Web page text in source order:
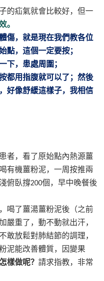
的疝氣就會比較好，但一
。
傷，就是現在我們教各位
點，這個一定要按；
下，患處周圍；
都用指腹就可以了；然後
好像舒緩這樣子，我相信
者，看了原始點內熱源薑
有機薑粉泥，一周按推兩
俯臥撐200個，早中晚餐後
喝了薑湯薑粉泥後（之前
嚴重了，動不動就出汗，
敢放鬆對肺結節的調理，
泥能改善體質，因變果
樣做呢？ 請求指教，非常